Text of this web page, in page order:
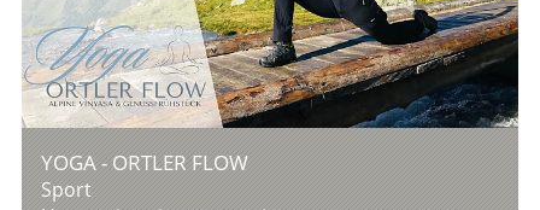
YOGA - ORTLER FLOW
Sport